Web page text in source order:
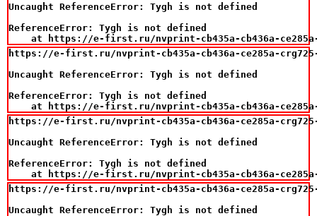
Uncaught ReferenceError: Tygh is not defined
ReferenceError: Tygh is not defined
at https://e-first.ru/nvprint-cb435a-cb436a-
https://e-first.ru/nvprint-cb435a-cb436a-ce285a-
Uncaught ReferenceError: Tygh is not defined
ReferenceError: Tygh is not defined
at https://e-first.ru/nvprint-cb435a-cb436a-
https://e-first.ru/nvprint-cb435a-cb436a-ce285a-
Uncaught ReferenceError: Tygh is not defined
ReferenceError: Tygh is not defined
at https://e-first.ru/nvprint-cb435a-cb436a-
https://e-first.ru/nvprint-cb435a-cb436a-ce285a-
Uncaught ReferenceError: Tygh is not defined